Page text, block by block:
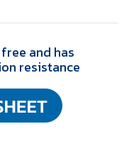
and has
resistance